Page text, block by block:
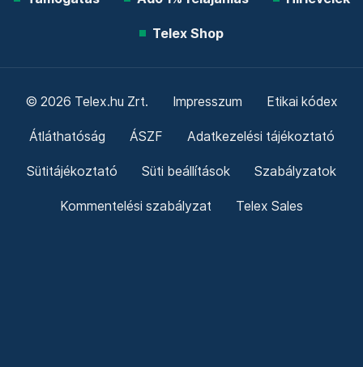
Telex Shop
© 2026 Telex.hu Zrt. Impresszum Etikai kódex
Átláthatóság ÁSZF Adatkezelési tájékoztató
Sütitájékoztató Süti beállítások Szabályzatok
Kommentelési szabályzat Telex Sales